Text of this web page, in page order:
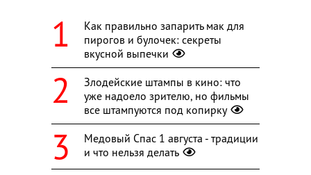
Как правильно запарить мак для
пирогов и булочек: секреты
вкусной выпечки
Злодейские штампы в кино: что
уже надоело зрителю, но фильмы
все штампуются под копирку
Медовый Спас 1 августа - традиции
и что нельзя делать